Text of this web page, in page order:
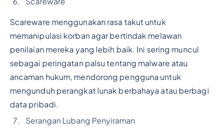
Scareware menggunakan rasa takut untuk
memanipulasi korban agar bertindak melawan
penilaian mereka yang lebih baik. Ini sering muncul
sebagai peringatan palsu tentang malware atau
ancaman hukum, mendorong pengguna untuk
mengunduh perangkat lunak berbahaya atau berbagi
data pribadi.
Serangan Lubang Penyiraman